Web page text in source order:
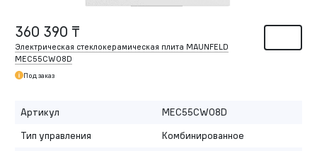
360 390 ₸
Электрическая стеклокерамическая плита MAUNFELD
MEC55CW08D
Под заказ
Артикул
MEC55CW08D
Тип управления
Комбинированное